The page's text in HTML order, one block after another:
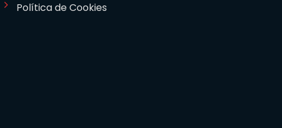
Política de Cookies